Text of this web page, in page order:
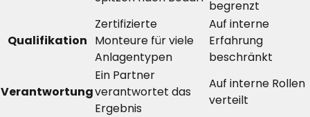
begrenzt
Qualifikation
Zertifizierte
Monteure für viele
Anlagentypen
Auf interne
Erfahrung
beschränkt
Verantwortung
Ein Partner
verantwortet das
Ergebnis
Auf interne Rollen
verteilt